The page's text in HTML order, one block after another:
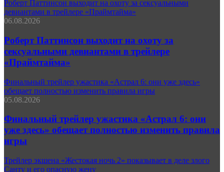
Роберт Паттинсон выходит на охоту за сексуальными
девиантами в трейлере «Праймтайма»
06.08.2026
Роберт Паттинсон выходит на охоту за
сексуальными девиантами в трейлере
«Праймтайма»
Финальный трейлер ужастика «Астрал 6: они уже здесь»
обещает полностью изменить правила игры
05.08.2026
Финальный трейлер ужастика «Астрал 6: они
уже здесь» обещает полностью изменить правила
игры
Трейлер экшена «Жестокая ночь 2» показывает в деле злого
Санту и его опасную жену